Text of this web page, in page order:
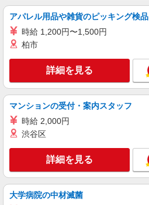
アパレル用品や雑貨のピッキング検品
時給 1,200円〜1,500円
柏市
詳細を見る
マンションの受付・案内スタッフ
時給 2,000円
渋谷区
詳細を見る
大学病院の中材滅菌